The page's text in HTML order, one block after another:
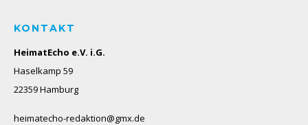
KONTAKT
HeimatEcho e.V. i.G.
Haselkamp 59
22359 Hamburg
heimatecho-redaktion@gmx.de